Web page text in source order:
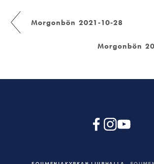
Morgonbön 2021-10-28
Morgonbön